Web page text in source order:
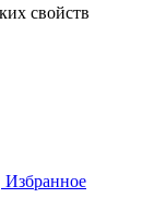
свойств
Избранное